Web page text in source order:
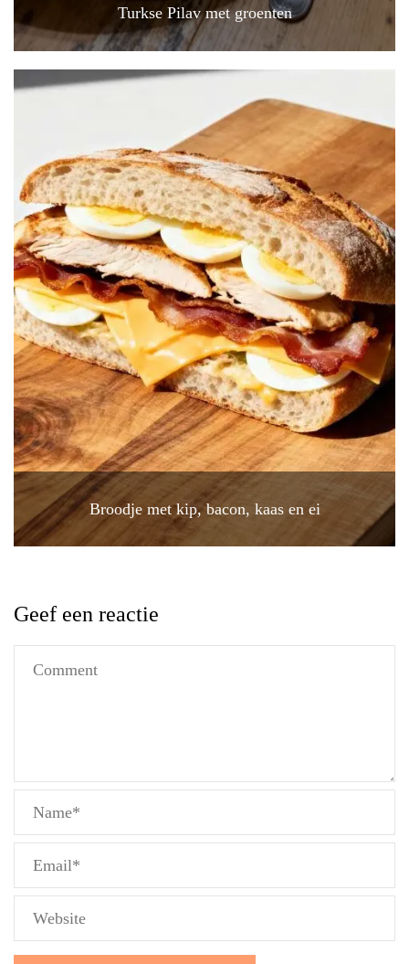
Turkse Pilav met groenten
Broodje met kip, bacon, kaas en ei
Geef een reactie